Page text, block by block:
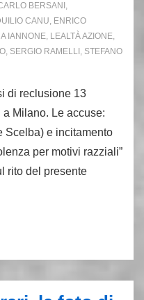
BERSANI ,
CANU, ENRICO
IANNONE, LEALTÀ AZIONE,
, SERGIO RAMELLI , STEFANO
di reclusione 13
Milano. Le accuse:
Scelba) e incitamento
per motivi razziali”
rito del presente